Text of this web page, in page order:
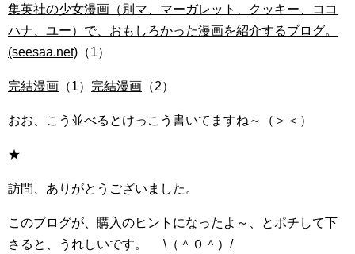
集英社の少女漫画（別マ、マーガレット、クッキー、ココ
ハナ、ユー）で、おもしろかった漫画を紹介するブログ。
(seesaa.net) （1）
完結漫画 （1） 完結漫画 （2）
おお、こう並べるとけっこう書いてますね～（＞＜）
★
訪問、ありがとうございました。
このブログが、購入のヒントになったよ～、とポチして下
さると、うれしいです。 \（＾０＾）/